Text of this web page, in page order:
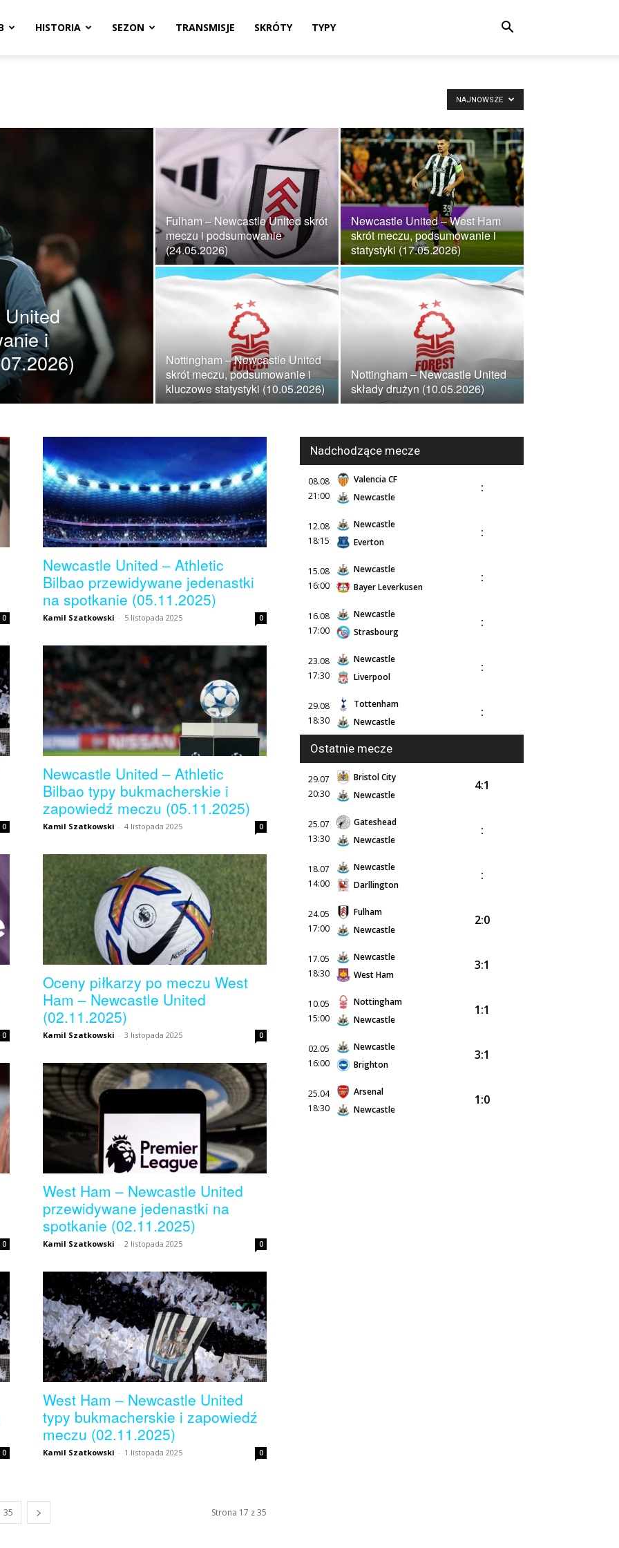
HISTORIA SEZON TRANSMISJE SKRÓTY TYPY
NAJNOWSZE
i
Fulham – Newcastle United skrót
meczu i podsumowanie
(24.05.2026)
Newcastle United – West Ham
skrót meczu, podsumowanie i
statystyki (17.05.2026)
Nottingham – Newcastle United
skrót meczu, podsumowanie i
kluczowe statystyki (10.05.2026)
Nottingham – Newcastle United
składy drużyn (10.05.2026)
0
Newcastle United – Athletic
Bilbao przewidywane jedenastki
na spotkanie (05.11.2025)
Kamil Szatkowski - 5 listopada 2025 0
0
Newcastle United – Athletic
Bilbao typy bukmacherskie i
zapowiedź meczu (05.11.2025)
Kamil Szatkowski - 4 listopada 2025 0
0
Oceny piłkarzy po meczu West
Ham – Newcastle United
(02.11.2025)
Kamil Szatkowski - 3 listopada 2025 0
0
West Ham – Newcastle United
przewidywane jedenastki na
spotkanie (02.11.2025)
Kamil Szatkowski - 2 listopada 2025 0
0
West Ham – Newcastle United
typy bukmacherskie i zapowiedź
meczu (02.11.2025)
Kamil Szatkowski - 1 listopada 2025 0
35 Strona 17 z 35
Nadchodzące mecze
08.08
21:00
Valencia CF
Newcastle
:
12.08
18:15
Newcastle
Everton
:
15.08
16:00
Newcastle
Bayer Leverkusen
:
16.08
17:00
Newcastle
Strasbourg
:
23.08
17:30
Newcastle
Liverpool
:
29.08
18:30
Tottenham
Newcastle
:
Ostatnie mecze
29.07
20:30
Bristol City
Newcastle
4:1
25.07
13:30
Gateshead
Newcastle
:
18.07
14:00
Newcastle
Darllington
:
24.05
17:00
Fulham
Newcastle
2:0
17.05
18:30
Newcastle
West Ham
3:1
10.05
15:00
Nottingham
Newcastle
1:1
02.05
16:00
Newcastle
Brighton
3:1
25.04
18:30
Arsenal
Newcastle
1:0